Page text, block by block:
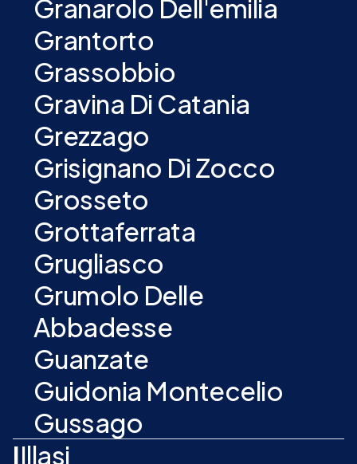
Granarolo Dell'emilia
Grantorto
Grassobbio
Gravina Di Catania
Grezzago
Grisignano Di Zocco
Grosseto
Grottaferrata
Grugliasco
Grumolo Delle
Abbadesse
Guanzate
Guidonia Montecelio
Gussago
IIllasi